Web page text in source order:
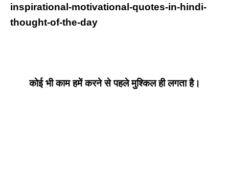
inspirational-motivational-quotes-in-hindi-
thought-of-the-day
कोई भी काम हमें करने से पहले मुश्किल ही लगता है।